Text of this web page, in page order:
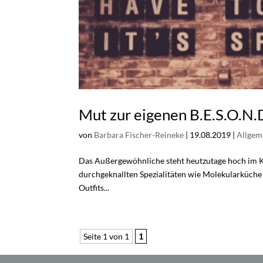
Mut zur eigenen
von Barbara Fischer-Reineke | 19.08.2019 |
Das Außergewöhnliche steht heutzutage hoch im
durchgeknallten Spezialitäten wie
Outfits...
Seite 1 von 1 1